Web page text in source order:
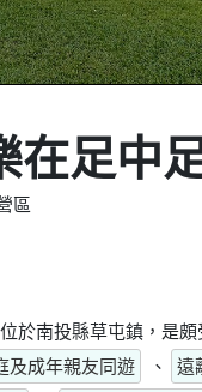
在足中
區
於南投縣草屯鎮，是
及成年親友同遊 、 遠